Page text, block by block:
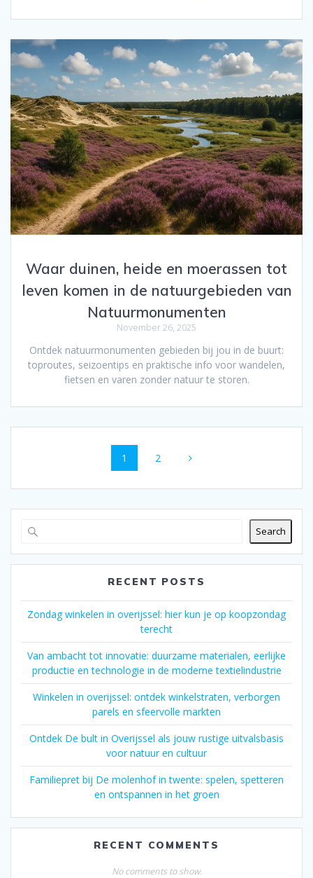
Waar duinen, heide en moerassen tot
leven komen in de natuurgebieden van
Natuurmonumenten
November 26, 2025
Ontdek natuurmonumenten gebieden bij jou in de buurt:
toproutes, seizoentips en praktische info voor wandelen,
fietsen en varen zonder natuur te storen.
navigation
Page
1 Page
2
Search
RECENT POSTS
Zondag winkelen in overijssel: hier kun je op koopzondag
terecht
Van ambacht tot innovatie: duurzame materialen, eerlijke
productie en technologie in de moderne textielindustrie
Winkelen in overijssel: ontdek winkelstraten, verborgen
parels en sfeervolle markten
Ontdek De bult in Overijssel als jouw rustige uitvalsbasis
voor natuur en cultuur
Familiepret bij De molenhof in twente: spelen, spetteren
en ontspannen in het groen
RECENT COMMENTS
No comments to show.